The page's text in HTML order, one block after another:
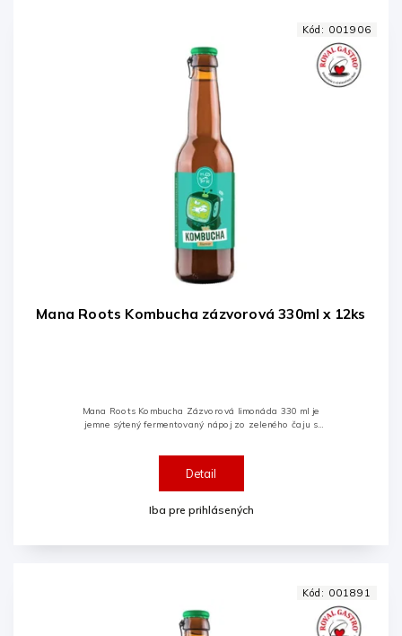
Mana Roots Kombucha zázvorová 330ml x 12ks
Iba pre prihlásených
Detail
Mana Roots Kombucha Zázvorová limonáda 330 ml je
jemne sýtený fermentovaný nápoj zo zeleného čaju s
Kód: 001906
Kód: 001891